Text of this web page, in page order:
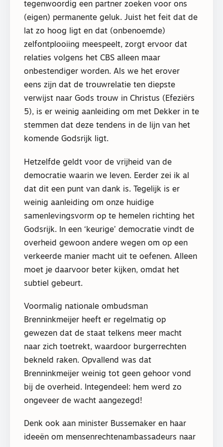
tegenwoordig een partner zoeken voor ons
(eigen) permanente geluk. Juist het feit dat de
lat zo hoog ligt en dat (onbenoemde)
zelfontplooiing meespeelt, zorgt ervoor dat
relaties volgens het CBS alleen maar
onbestendiger worden. Als we het erover
eens zijn dat de trouwrelatie ten diepste
verwijst naar Gods trouw in Christus (Efeziërs
5), is er weinig aanleiding om met Dekker in te
stemmen dat deze tendens in de lijn van het
komende Godsrijk ligt.
Hetzelfde geldt voor de vrijheid van de
democratie waarin we leven. Eerder zei ik al
dat dit een punt van dank is. Tegelijk is er
weinig aanleiding om onze huidige
samenlevingsvorm op te hemelen richting het
Godsrijk. In een ‘keurige’ democratie vindt de
overheid gewoon andere wegen om op een
verkeerde manier macht uit te oefenen. Alleen
moet je daarvoor beter kijken, omdat het
subtiel gebeurt.
Voormalig nationale ombudsman
Brenninkmeijer heeft er regelmatig op
gewezen dat de staat telkens meer macht
naar zich toetrekt, waardoor burgerrechten
bekneld raken. Opvallend was dat
Brenninkmeijer weinig tot geen gehoor vond
bij de overheid. Integendeel: hem werd zo
ongeveer de wacht aangezegd!
Denk ook aan minister Bussemaker en haar
ideeën om mensenrechtenambassadeurs naar